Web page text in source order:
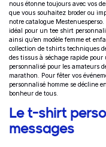
nous étonne toujours avec vos
que vous souhaitez broder ou
notre catalogue Mestenuesperso.
idéal pour un tee shirt
ainsi qu’en modèle femme et
collection de tshirts techniques
des tissus à séchage rapide
personnalisé pour les amateurs
marathon. Pour fêter vos
personnalisé homme se
bonheur de tous.
Le t-shirt
messages